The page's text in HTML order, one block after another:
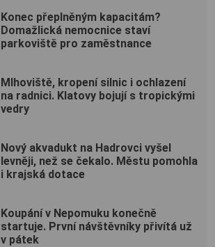
Konec přeplněným kapacitám?
Domažlická nemocnice staví
parkoviště pro zaměstnance
Mlhoviště, kropení silnic i ochlazení
na radnici. Klatovy bojují s tropickými
vedry
Nový akvadukt na Hadrovci vyšel
levněji, než se čekalo. Městu pomohla
i krajská dotace
Koupání v Nepomuku konečně
startuje. První návštěvníky přivítá už
v pátek